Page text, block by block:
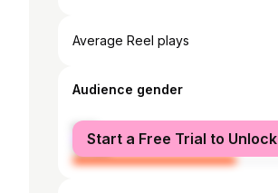
Average Reel plays
Audience gender
male
female
Start a Free Trial to Unlock